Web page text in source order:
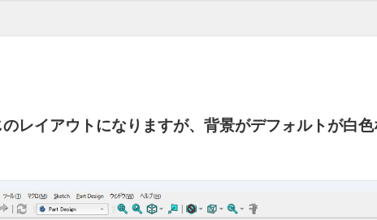
のレイアウトになりますが、背景がデフォルトが白